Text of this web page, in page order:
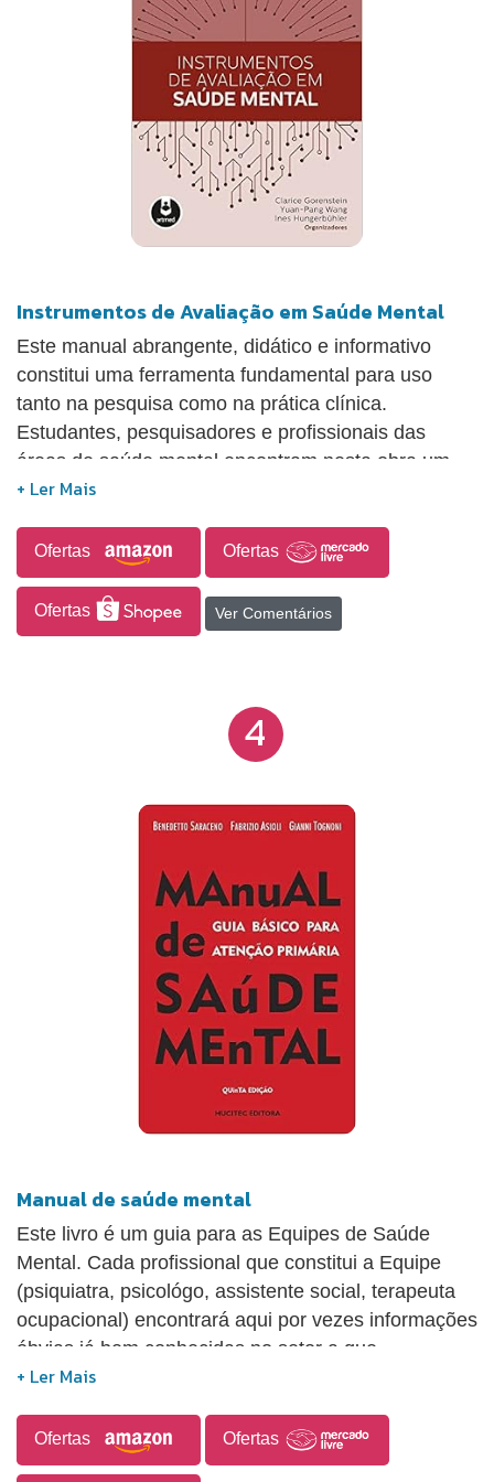
Instrumentos de Avaliação em Saúde Mental
Este manual abrangente, didático e informativo
constitui uma ferramenta fundamental para uso
tanto na pesquisa como na prática clínica.
Estudantes, pesquisadores e profissionais das
áreas de saúde mental encontram nesta obra um
recurso valioso para o bom uso dos instrumentos de
Ofertas Ofertas
Ofertas Ver Comentários
4
Manual de saúde mental
Este livro é um guia para as Equipes de Saúde
Mental. Cada profissional que constitui a Equipe
(psiquiatra, psicológo, assistente social, terapeuta
ocupa­cional) encontrará aqui por vezes informações
óbvias já bem conhecidas no setor a que
individualmente pertence. Mas se deparará também
pontos de vista singulares que contribuirão para que
a Equipe consiga um ponto de vista unitário.
Ofertas Ofertas